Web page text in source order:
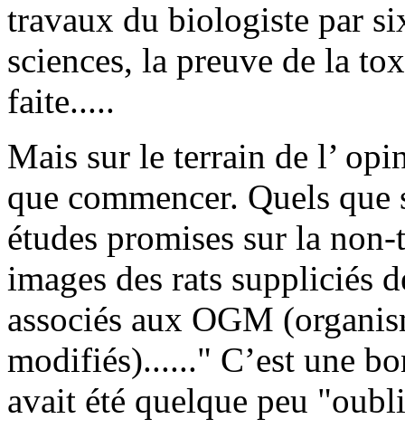
travaux du biologiste par
sciences, la preuve de la
faite.....
Mais sur le terrain de l’
que commencer. Quels
études promises sur la
images des rats suppliciés
associés aux OGM
modifiés)......" C’est une
avait été quelque peu